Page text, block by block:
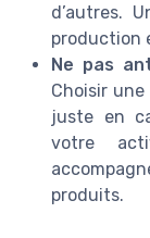
d’autres.
production
Ne pas
Choisir
juste en
votre
produits.